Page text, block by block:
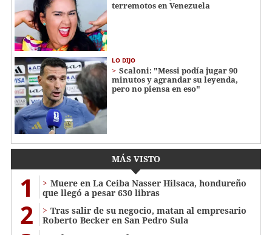
terremotos en Venezuela
LO DIJO
Scaloni: "Messi podía jugar 90
minutos y agrandar su leyenda,
pero no piensa en eso"
MÁS VISTO
1
Muere en La Ceiba Nasser Hilsaca, hondureño
que llegó a pesar 630 libras
2
Tras salir de su negocio, matan al empresario
Roberto Becker en San Pedro Sula